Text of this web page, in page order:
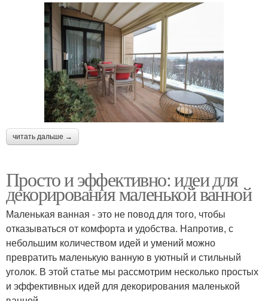
читать дальше →
Просто и эффективно: идеи для
декорирования маленькой ванной
Маленькая ванная - это не повод для того, чтобы
отказываться от комфорта и удобства. Напротив, с
небольшим количеством идей и умений можно
превратить маленькую ванную в уютный и стильный
уголок. В этой статье мы рассмотрим несколько простых
и эффективных идей для декорирования маленькой